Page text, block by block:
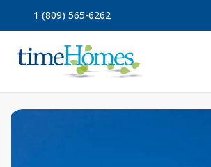
1 (809) 565-6262